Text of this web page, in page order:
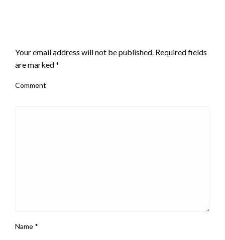
Your email address will not be published. Required fields
are marked*
Comment
Name *